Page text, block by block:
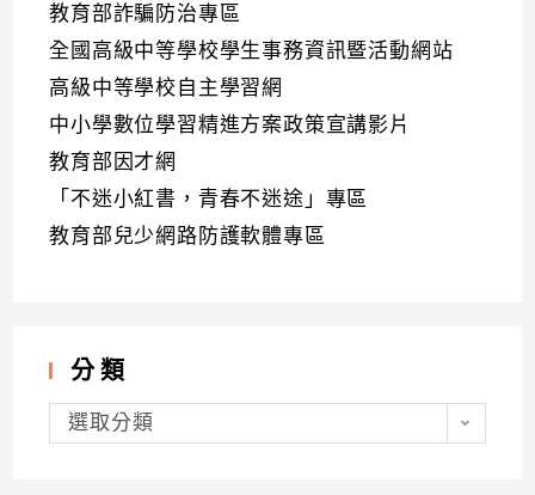
教育部詐騙防治專區
全國高級中等學校學生事務資訊暨活動網站
高級中等學校自主學習網
中小學數位學習精進方案政策宣講影片
教育部因才網
「不迷小紅書，青春不迷途」專區
教育部兒少網路防護軟體專區
分類
分
類選取分類